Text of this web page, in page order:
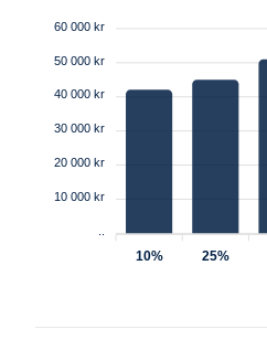
60 000 kr
50 000 kr
40 000 kr
30 000 kr
20 000 kr
10 000 kr
10% 25%